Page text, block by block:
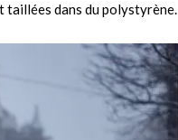
taillées dans du polystyrène.